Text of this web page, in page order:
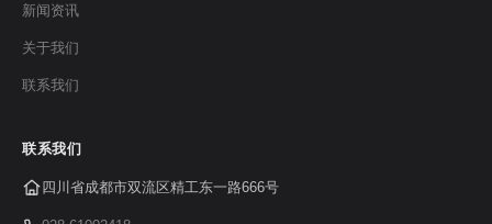
新闻资讯
关于我们
联系我们
联系我们
四川省成都市双流区精工东一路666号